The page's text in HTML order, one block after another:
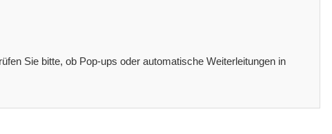
Sie bitte, ob Pop-ups oder automatische Weiterleitungen in